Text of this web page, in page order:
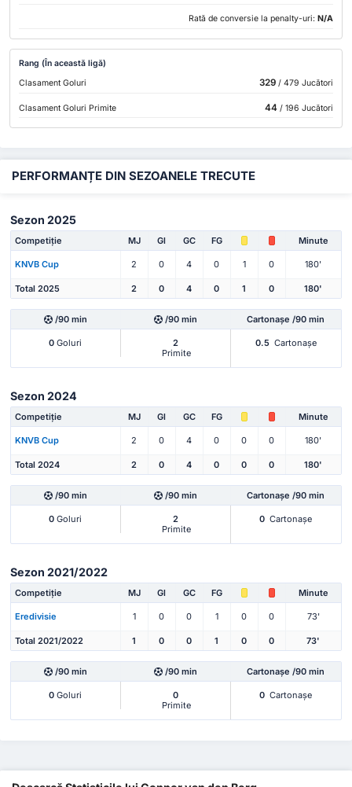
Rată de conversie la penalty-uri: N/A
Rang (În această ligă)
Clasament Goluri
329/ 479 Jucători
Clasament Goluri Primite 44/ 196 Jucători
PERFORMANȚE DIN SEZOANELE TRECUTE
Sezon 2025
Competiție MJ Gl GC FG Minute
KNVB Cup 2 0 4 0 1 0 180'
Total 2025 2 0 4 0 1 0 180'
/90 min /90 min Cartonașe /90 min
0 Goluri
2
Primite
0.5 Cartonașe
Sezon 2024
Competiție MJ Gl GC FG Minute
KNVB Cup 2 0 4 0 0 0 180'
Total 2024 2 0 4 0 0 0 180'
/90 min /90 min Cartonașe /90 min
0 Goluri
2
Primite
0 Cartonașe
Sezon 2021/2022
Competiție MJ Gl GC FG Minute
Eredivisie 1 0 0 1 0 0 73'
Total 2021/2022 1 0 0 1 0 0 73'
/90 min /90 min Cartonașe /90 min
0 Goluri
0
Primite
0 Cartonașe